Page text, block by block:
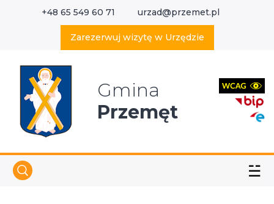
+48 65 549 60 71 urzad@przemet.pl
Zarezerwuj wizytę w Urzędzie
Gmina
Przemęt
☱
Wyszukaj w serwisie